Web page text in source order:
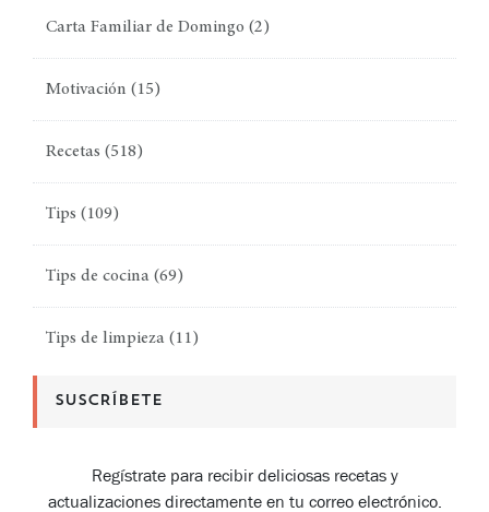
Carta Familiar de Domingo (2)
Motivación (15)
Recetas (518)
Tips (109)
Tips de cocina (69)
Tips de limpieza (11)
SUSCRÍBETE
Regístrate para recibir deliciosas recetas y
actualizaciones directamente en tu correo electrónico.